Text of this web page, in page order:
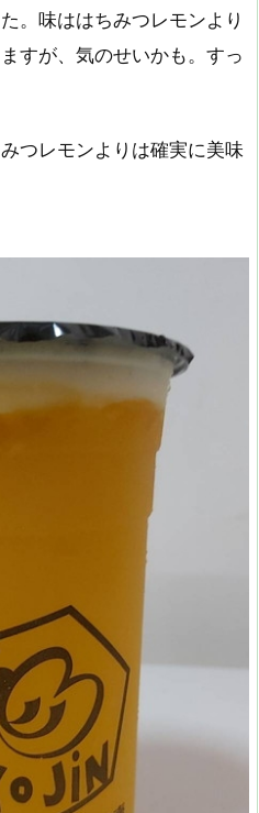
。味ははちみつレモンより
すが、気のせいかも。すっ
つレモンよりは確実に美味